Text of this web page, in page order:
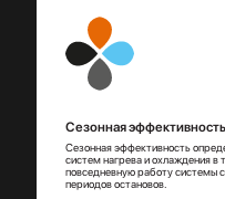
Сезонная эффективность
Сезонная эффективность
систем нагрева и охлаждения в
повседневную работу системы
периодов остановов.